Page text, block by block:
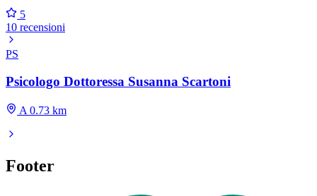
5
10 recensioni
PS
Psicologo Dottoressa Susanna Scartoni
A 0.73 km
Footer